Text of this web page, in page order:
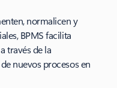
normalicen y
BPMS facilita
través de la
nuevos procesos en